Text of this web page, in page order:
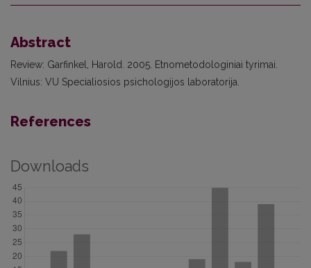
Abstract
Review: Garfinkel, Harold. 2005. Etnometodologiniai tyrimai.
Vilnius: VU Specialiosios psichologijos laboratorija.
References
Downloads